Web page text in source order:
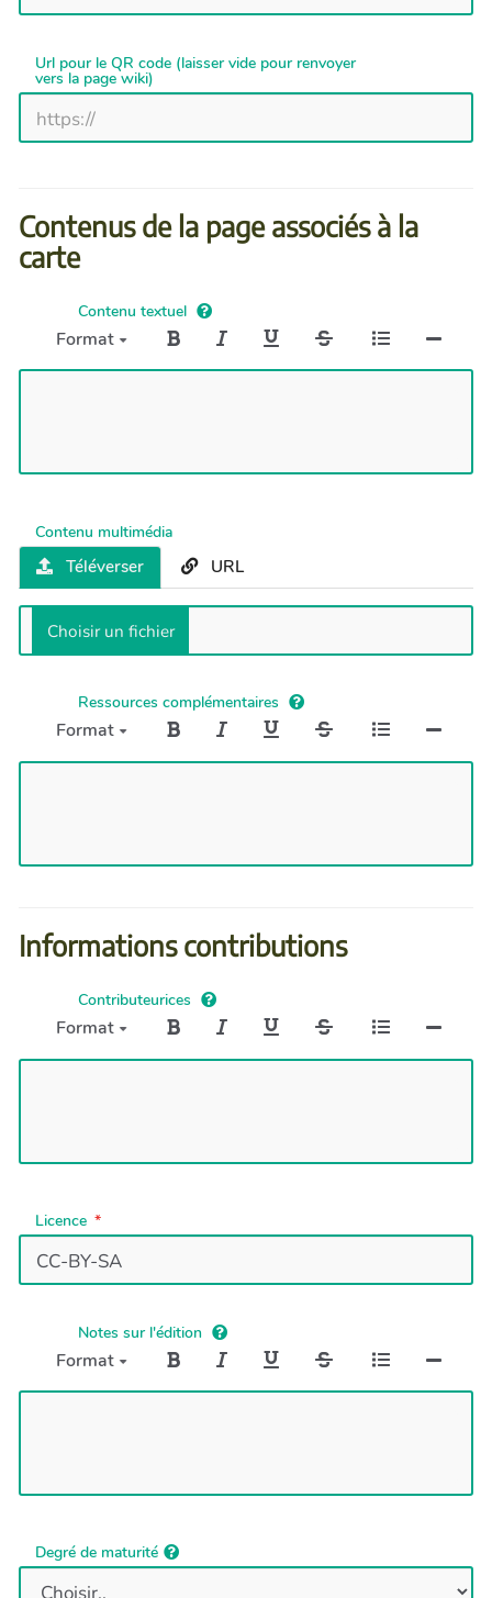
Url pour le QR code (laisser vide pour renvoyer
vers la page wiki)
Contenus de la page associés à la
carte
Contenu textuel
Format
Contenu multimédia
Téléverser URL
Ressources complémentaires
Format
Informations contributions
Contributeurices
Format
Licence
Notes sur l'édition
Format
Degré de maturité